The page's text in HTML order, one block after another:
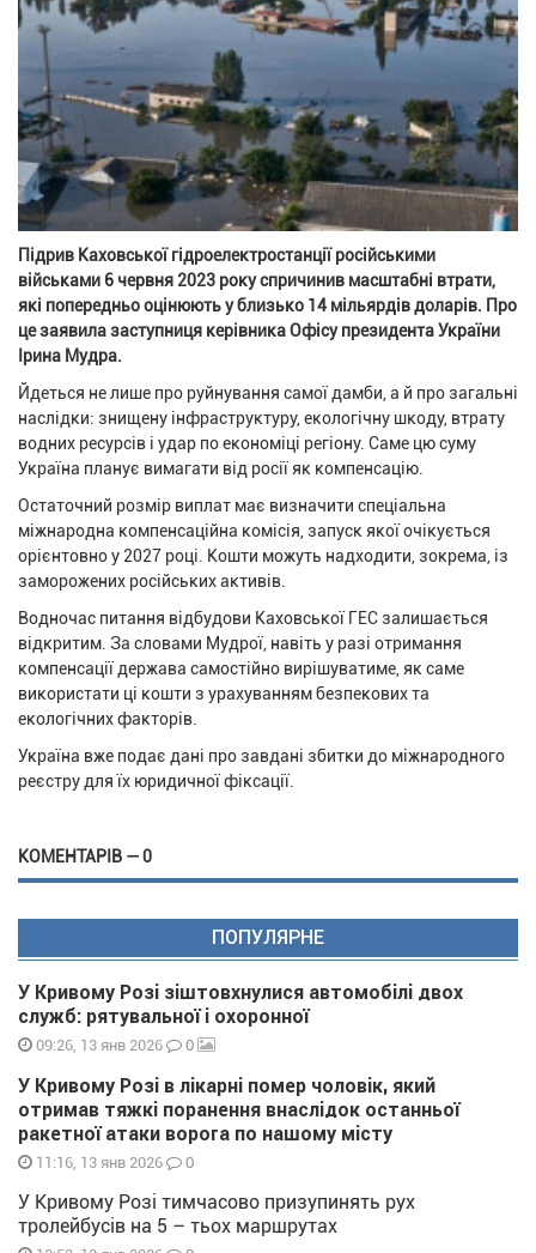
Підрив Каховської гідроелектростанції російськими
військами 6 червня 2023 року спричинив масштабні втрати,
які попередньо оцінюють у близько 14 мільярдів доларів. Про
це заявила заступниця керівника Офісу президента України
Ірина Мудра.
Йдеться не лише про руйнування самої дамби, а й про загальні
наслідки: знищену інфраструктуру, екологічну шкоду, втрату
водних ресурсів і удар по економіці регіону. Саме цю суму
Україна планує вимагати від росії як компенсацію.
Остаточний розмір виплат має визначити спеціальна
міжнародна компенсаційна комісія, запуск якої очікується
орієнтовно у 2027 році. Кошти можуть надходити, зокрема, із
заморожених російських активів.
Водночас питання відбудови Каховської ГЕС залишається
відкритим. За словами Мудрої, навіть у разі отримання
компенсації держава самостійно вирішуватиме, як саме
використати ці кошти з урахуванням безпекових та
екологічних факторів.
Україна вже подає дані про завдані збитки до міжнародного
реєстру для їх юридичної фіксації.
КОМЕНТАРІВ — 0
ПОПУЛЯРНЕ
У Кривому Розі зіштовхнулися автомобілі двох
служб: рятувальної і охоронної
09:26, 13 янв 2026 0
У Кривому Розі в лікарні помер чоловік, який
отримав тяжкі поранення внаслідок останньої
ракетної атаки ворога по нашому місту
11:16, 13 янв 2026 0
У Кривому Розі тимчасово призупинять рух
тролейбусів на 5 – тьох маршрутах